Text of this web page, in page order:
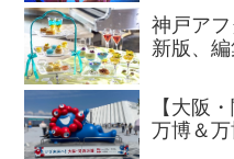
神戸ア
新版、
【大阪
万博＆